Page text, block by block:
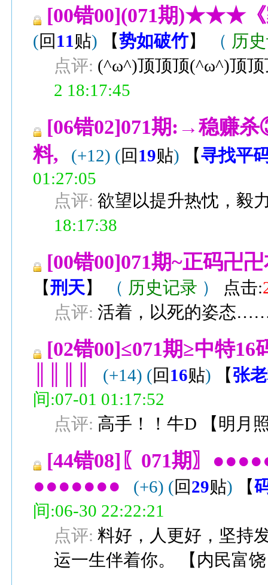
[00错00](071期)★★★
(回 11贴) 【势如破竹】 （ 历
点评: (^ω^)顶顶顶(^ω^)顶
2 18:17:45
[06错02]071期:→稳赚
料,
(+12) (回 19贴) 【寻找平
01:27:05
点评: 欲望以提升热忱，毅
18:17:38
[00错00]071期~正码卍
【刑天】 （ 历史记录 ） 点击:
点评: 活着，以死的姿态
[02错00]≤071期≥中特
(+14) (回 16贴) 【张
间:07-01 01:17:52
点评: 高手！！牛D 【明月
[44错08]〖071期〗
●●●●●●●
(+6) (回29贴) 【
间:06-30 22:22:21
点评: 料好，人更好，坚持
运一生伴着你。
【 内民富饶